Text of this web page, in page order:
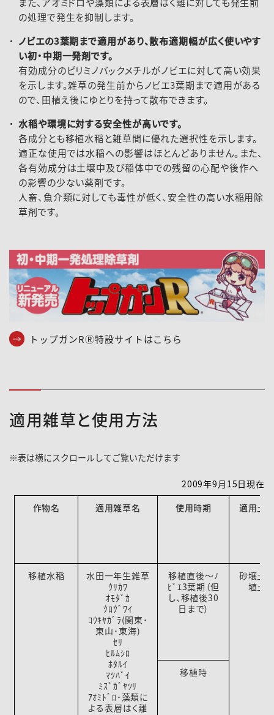
の処理で発生を抑制します。
ノビエの3葉期まで適用があり、散布適期幅が広く使いやす
い初・中期一発剤です。
有効成分のピリミノバックメチルがノビエに対して高い効果
を示します。雑草の発生前からノビエ3葉期まで適用がある
ので、田植え後にゆとりを持って散布できます。
水稲や環境に対する安全性が高いです。
各成分とも移植水稲と雑草間に優れた選択性を示します。
適正な使用では水稲への影響はほとんどありません。また、
各有効成分は土壌中及び稲体中での残留の心配や後作へ
の影響の少ない薬剤です。
人畜、魚介類に対しても毒性が低く、安全性の高い水稲用除
草剤です。
トップガンRⓇ特設サイトはこちら
適用雑草と使用方法
2009年9月15日現在
作物名
適用雑草名 使用時期 適用土
移植水稲
水田一年生雑草
ｳﾘｶﾜ
ｵﾓﾀﾞｶ
ｸﾛｸﾞﾜｲ
ｺｳｷﾔｶﾞﾗ(関東･
東山･東海)
ｾﾘ
ﾋﾙﾑｼﾛ
ﾎﾀﾙｲ
ﾏﾂﾊﾞｲ
ﾐｽﾞｶﾞﾔﾂﾘ
ｱｵﾐﾄﾞﾛ･藻類に
よる表層はく離
移植直後～ﾉ
ﾋﾞｴ3葉期（但
し、移植後30
日まで）
砂壌土
埴土
移植時